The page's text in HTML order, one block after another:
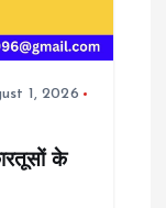
1, 2026
के